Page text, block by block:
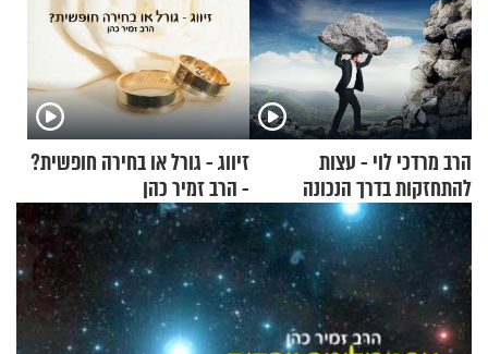
הרב מרדכי לוי - עצות
להתחזקות בדרך הנכונה
זיווג - גורל או בחירה חופשית?
- הרב זמיר כהן